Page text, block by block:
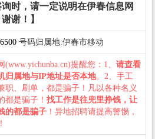
询时，请一定说明在伊春信息网
谢！】
号码归属地:伊春市移动
(www.yichunba.cn)提醒您：1、 请查看
归属地与IP地址是否本地。2、手工
职、刷单，都是骗子！凡以各种名义
都是骗子！ 找工作是往兜里挣钱，让
的都是骗子 ！异地招聘请提高警惕，